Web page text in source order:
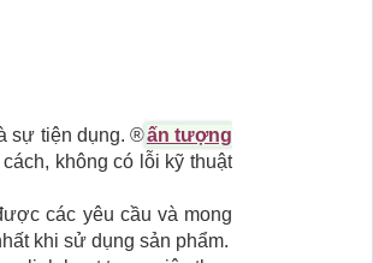
sự tiện dụng. ®️ấn tượng
không có lỗi kỹ thuật
các yêu cầu và mong
khi sử dụng sản phẩm.